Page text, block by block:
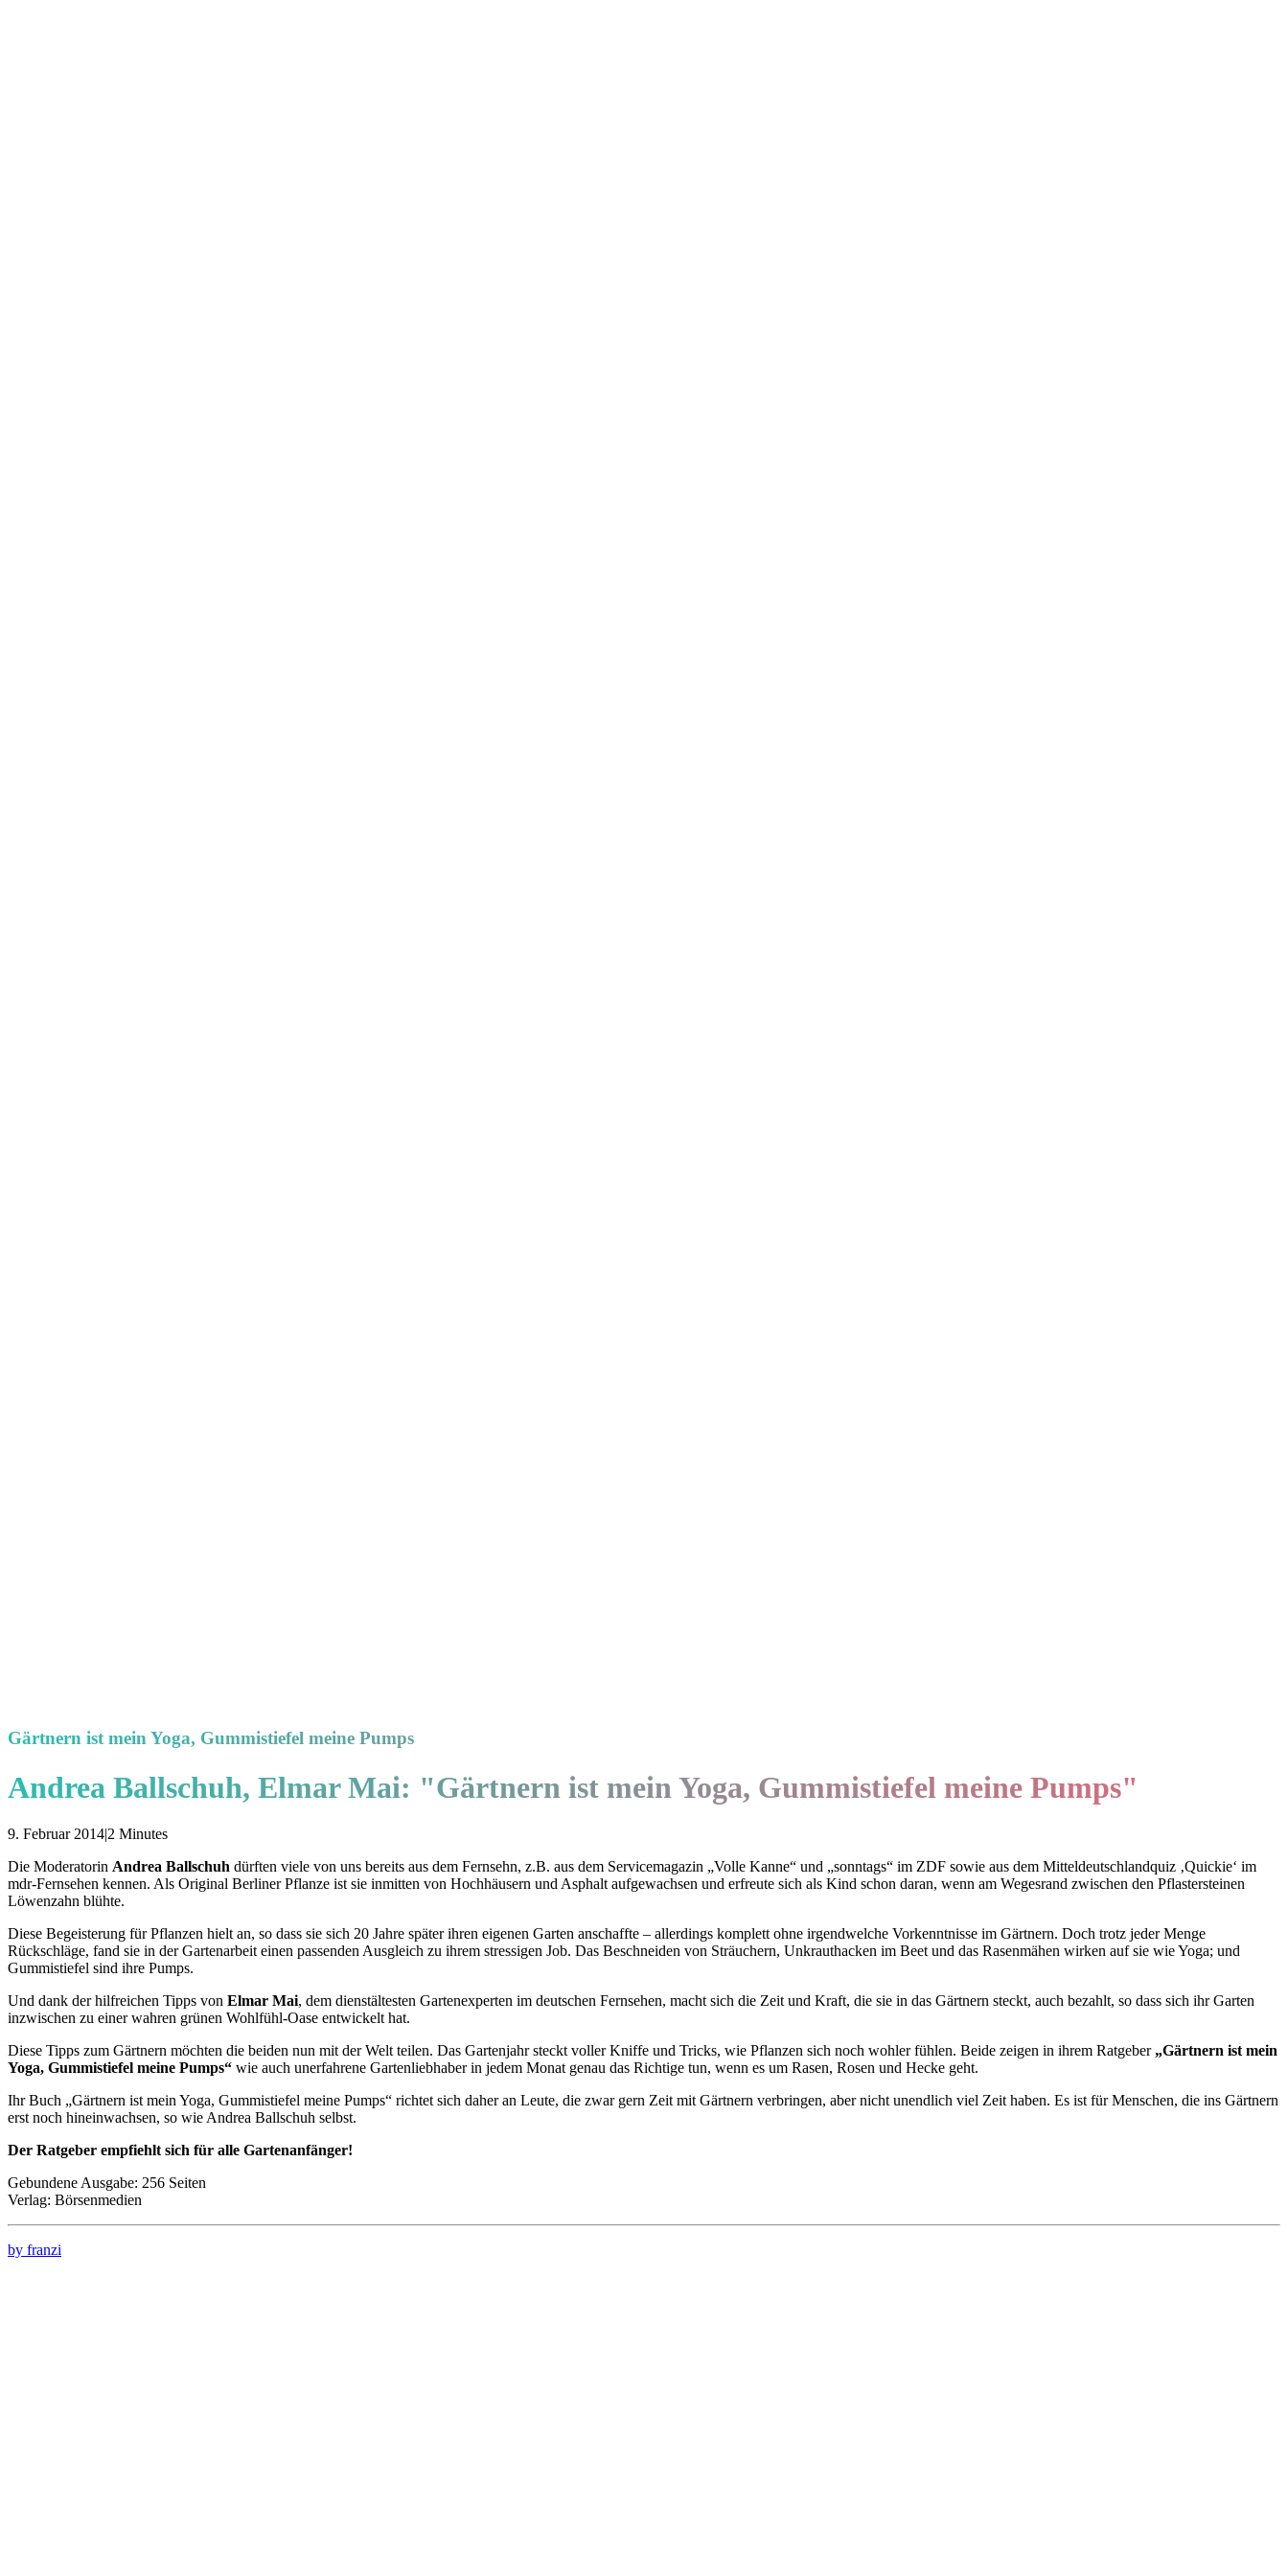
Gärtnern ist mein Yoga, Gummistiefel meine Pumps
Andrea Ballschuh, Elmar Mai: "Gärtnern ist mein Yoga, Gummistiefel meine Pumps"
9. Februar 2014|2 Minutes
Die Moderatorin Andrea Ballschuh dürften viele von uns bereits aus dem Fernsehn, z.B. aus dem Servicemagazin „Volle Kanne“ und „sonntags“ im ZDF sowie aus dem Mitteldeutschlandquiz ‚Quickie‘ im
mdr-Fernsehen kennen. Als Original Berliner Pflanze ist sie inmitten von Hochhäusern und Asphalt aufgewachsen und erfreute sich als Kind schon daran, wenn am Wegesrand zwischen den Pflastersteinen
Löwenzahn blühte.
Diese Begeisterung für Pflanzen hielt an, so dass sie sich 20 Jahre später ihren eigenen Garten anschaffte – allerdings komplett ohne irgendwelche Vorkenntnisse im Gärtnern. Doch trotz jeder Menge
Rückschläge, fand sie in der Gartenarbeit einen passenden Ausgleich zu ihrem stressigen Job. Das Beschneiden von Sträuchern, Unkrauthacken im Beet und das Rasenmähen wirken auf sie wie Yoga; und
Gummistiefel sind ihre Pumps.
Und dank der hilfreichen Tipps von Elmar Mai, dem dienstältesten Gartenexperten im deutschen Fernsehen, macht sich die Zeit und Kraft, die sie in das Gärtnern steckt, auch bezahlt, so dass sich ihr Garten
inzwischen zu einer wahren grünen Wohlfühl-Oase entwickelt hat.
Diese Tipps zum Gärtnern möchten die beiden nun mit der Welt teilen. Das Gartenjahr steckt voller Kniffe und Tricks, wie Pflanzen sich noch wohler fühlen. Beide zeigen in ihrem Ratgeber „Gärtnern ist mein
Yoga, Gummistiefel meine Pumps“ wie auch unerfahrene Gartenliebhaber in jedem Monat genau das Richtige tun, wenn es um Rasen, Rosen und Hecke geht.
Ihr Buch „Gärtnern ist mein Yoga, Gummistiefel meine Pumps“ richtet sich daher an Leute, die zwar gern Zeit mit Gärtnern verbringen, aber nicht unendlich viel Zeit haben. Es ist für Menschen, die ins Gärtnern
erst noch hineinwachsen, so wie Andrea Ballschuh selbst.
Der Ratgeber empfiehlt sich für alle Gartenanfänger!
Gebundene Ausgabe: 256 Seiten
Verlag: Börsenmedien
by franzi